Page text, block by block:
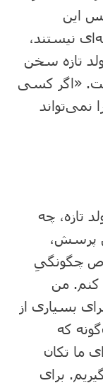
این
نیستند،
تازه سخن
«اگر کسی
نمی‌تواند
تازه، چه
پرسش،
چگونگیِ
کنم. من
بسیاری از
که
ما تکان
برای